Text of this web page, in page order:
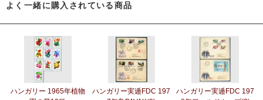
よく一緒に購入されている商品
ハンガリー 1965年植物
ハンガリー実逓FDC 197
ハンガリー実逓FDC 197